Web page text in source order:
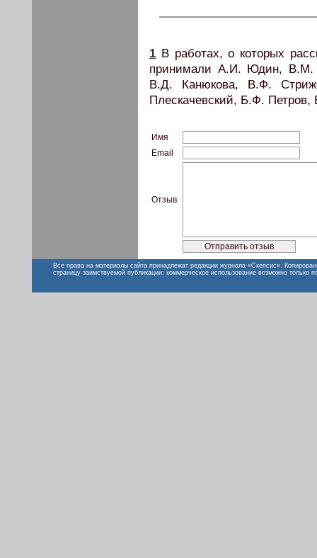
1 В работах, о которых
принимали А.И. Юдин, В.М.
В.Д. Канюкова, В.Ф.
Плескачевский, Б.Ф.
Имя
Email
Отзыв
Все права на материалы сайта принадлежат редакции журнала «Скепсис».
страницу заимствуемой публикации; коммерческое использование возможно только